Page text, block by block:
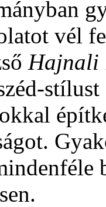
vél
Hajnali